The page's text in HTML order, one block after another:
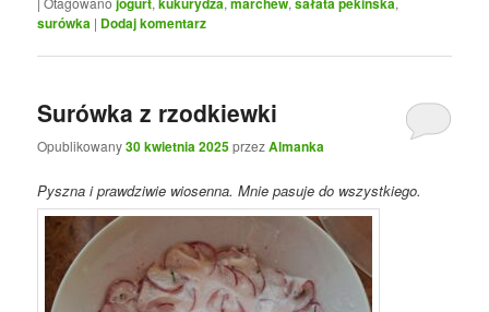
surówka | Dodaj komentarz
Surówka z rzodkiewki
Opublikowany30 kwietnia 2025przezAlmanka
Pyszna i prawdziwie wiosenna. Mnie pasuje do wszystkiego.